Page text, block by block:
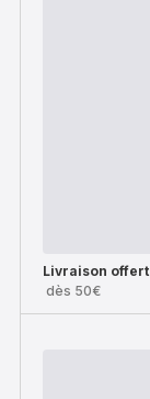
Livraison
dès 50€